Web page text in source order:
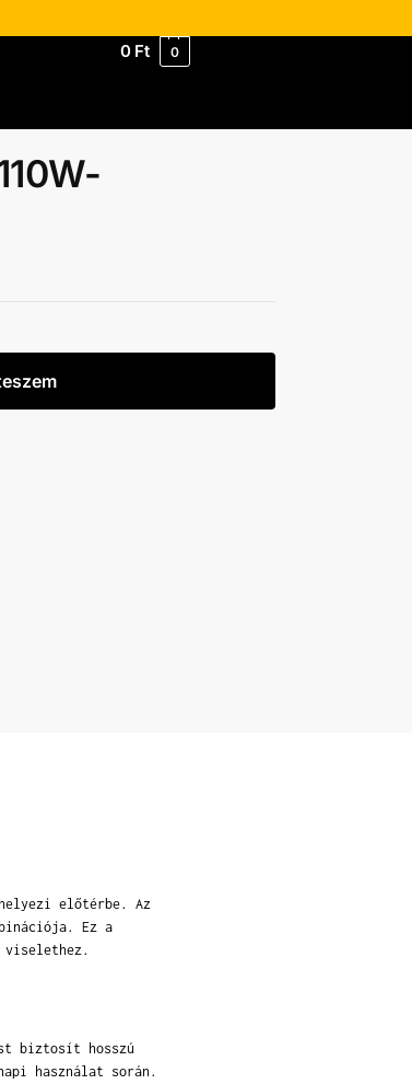
0 Ft 0
helyezi előtérbe. Az
Ez a
viselethez.
biztosít hosszú
használat során.